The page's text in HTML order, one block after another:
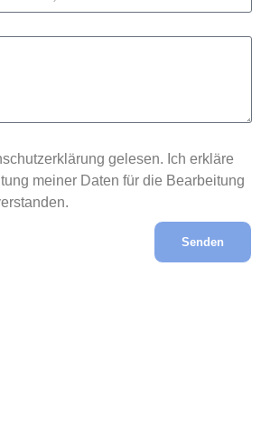
gelesen. Ich erkläre
meiner Daten für die Bearbeitung
Senden